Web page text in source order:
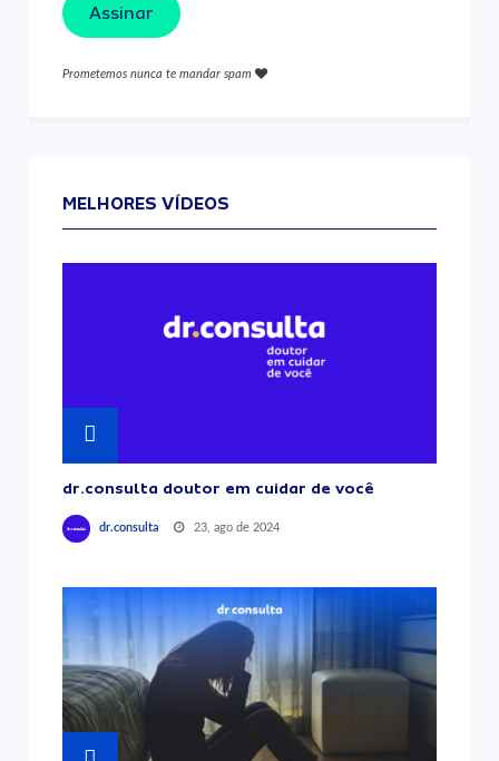
Assinar
Prometemos nunca te mandar spam
MELHORES VÍDEOS
dr.consulta doutor em cuidar de você
dr.consulta 23, ago de 2024